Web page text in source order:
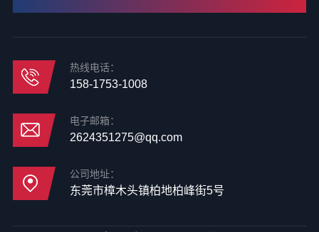
热线电话：
158-1753-1008
电子邮箱：
2624351275@qq.com
公司地址：
东莞市樟木头镇柏地柏峰街5号